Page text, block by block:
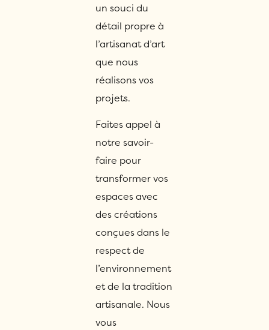
un souci du
détail propre à
l’artisanat d’art
que nous
réalisons vos
projets.
Faites appel à
notre savoir-
faire pour
transformer vos
espaces avec
des créations
conçues dans le
respect de
l’environnement
et de la tradition
artisanale. Nous
vous